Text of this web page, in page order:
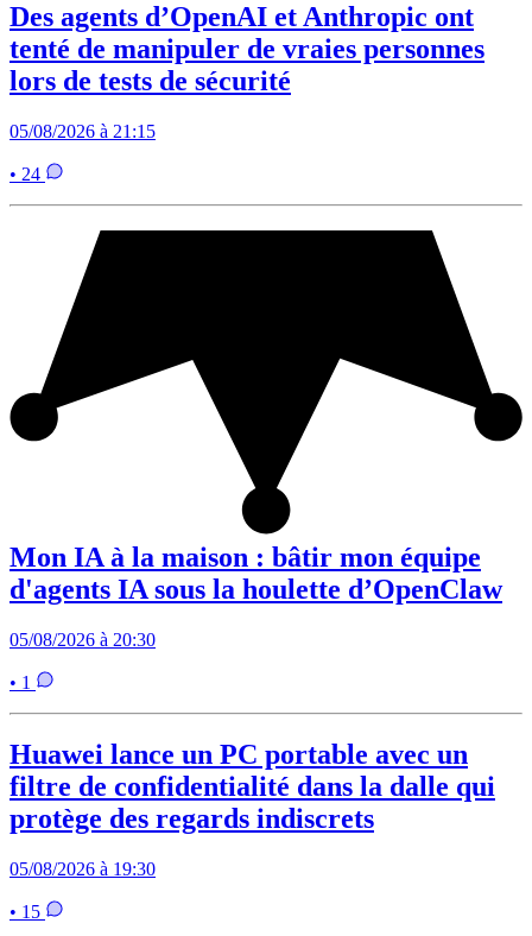
Des agents d’OpenAI et Anthropic ont
tenté de manipuler de vraies personnes
lors de tests de sécurité
05/08/2026 à 21:15
• 24
Mon IA à la maison : bâtir mon équipe
d'agents IA sous la houlette d’OpenClaw
05/08/2026 à 20:30
• 1
Huawei lance un PC portable avec un
filtre de confidentialité dans la dalle qui
protège des regards indiscrets
05/08/2026 à 19:30
• 15